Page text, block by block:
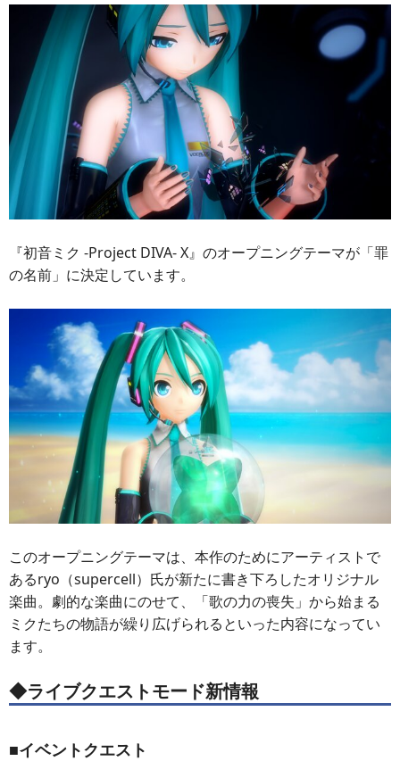
『初音ミク -Project DIVA- X』のオープニングテーマが「罪
の名前」に決定しています。
このオープニングテーマは、本作のためにアーティストで
あるryo（supercell）氏が新たに書き下ろしたオリジナル
楽曲。劇的な楽曲にのせて、「歌の力の喪失」から始まる
ミクたちの物語が繰り広げられるといった内容になってい
ます。
◆ライブクエストモード新情報
■イベントクエスト